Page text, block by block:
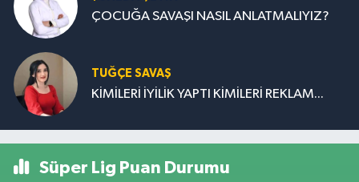
ÇOCUĞA SAVAŞI NASIL ANLATMALIYIZ?
TUĞÇE SAVAŞ
KİMİLERİ İYİLİK YAPTI KİMİLERİ REKLAM...
Süper Lig Puan Durumu